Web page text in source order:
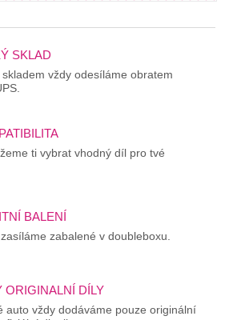
SKLAD
vždy odesíláme obratem
ti vybrat vhodný díl pro tvé
BALENÍ
zabalené v doubleboxu.
ORIGINALNÍ DÍLY
auto vždy dodáváme pouze originální